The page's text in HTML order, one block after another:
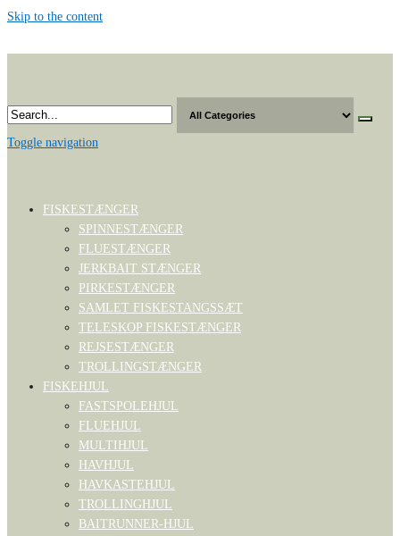
Skip to the content
Toggle navigation
FISKESTÆNGER
SPINNESTÆNGER
FLUESTÆNGER
JERKBAIT STÆNGER
PIRKESTÆNGER
SAMLET FISKESTANGSSÆT
TELESKOP FISKESTÆNGER
REJSESTÆNGER
TROLLINGSTÆNGER
FISKEHJUL
FASTSPOLEHJUL
FLUEHJUL
MULTIHJUL
HAVHJUL
HAVKASTEHJUL
TROLLINGHJUL
BAITRUNNER-HJUL